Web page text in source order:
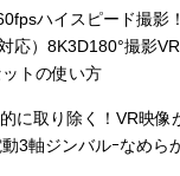
ハイスピード撮影
応）8K3D180°撮影
トの使い方
に取り除く！VR映像
3軸ジンバルｰなめら